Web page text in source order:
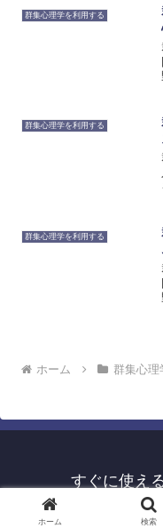
群集心理学を利用する
群集心理学を利用する
群集心理学を利用する
ホーム
群集心理
すぐに使え
© 2023 すぐに
ホーム 検索